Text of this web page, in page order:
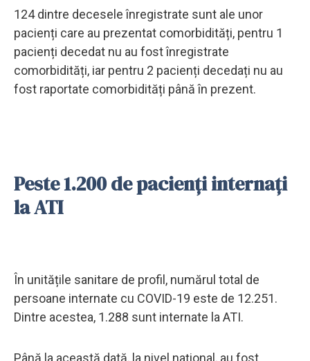
124 dintre decesele înregistrate sunt ale unor
pacienți care au prezentat comorbidități, pentru 1
pacienți decedat nu au fost înregistrate
comorbidități, iar pentru 2 pacienți decedați nu au
fost raportate comorbidități până în prezent.
Peste 1.200 de pacienţi internaţi
la ATI
În unitățile sanitare de profil, numărul total de
persoane internate cu COVID-19 este de 12.251.
Dintre acestea, 1.288 sunt internate la ATI.
Până la această dată, la nivel național, au fost